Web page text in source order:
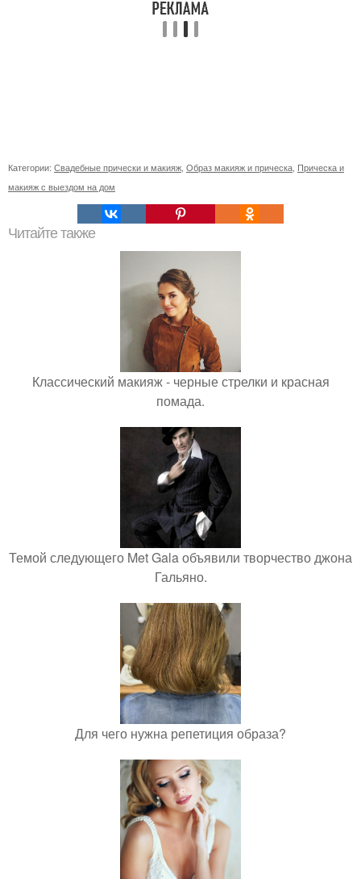
Категории: Свадебные прически и макияж Образ макияж и прическа Прическа и
макияж с выездом на дом
Читайте также
Классический макияж - черные стрелки и красная
помада.
Темой следующего Met Gala объявили творчество джона
Гальяно.
Для чего нужна репетиция образа?